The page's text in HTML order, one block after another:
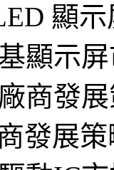
顯
顯示
商發
發展策